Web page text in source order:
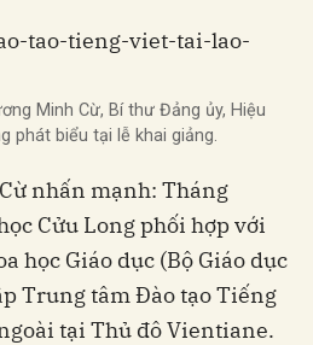
Minh Cừ, Bí thư Đảng ủy, Hiệu
phát biểu tại lễ khai giảng.
nhấn mạnh: Tháng
Cửu Long phối hợp với
học Giáo dục (Bộ Giáo dục
Trung tâm Đào tạo Tiếng
tại Thủ đô Vientiane.